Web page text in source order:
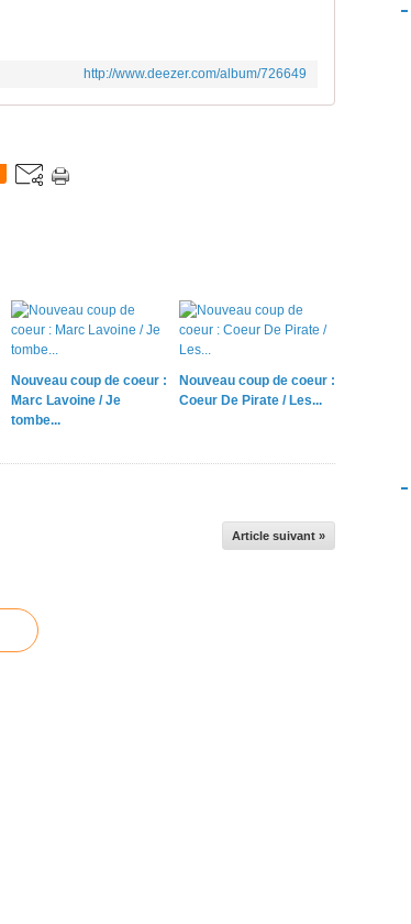
http://www.deezer.com/album/726649
Nouveau coup de coeur :
Marc Lavoine / Je
tombe...
Nouveau coup de coeur :
Coeur De Pirate / Les...
Article suivant »